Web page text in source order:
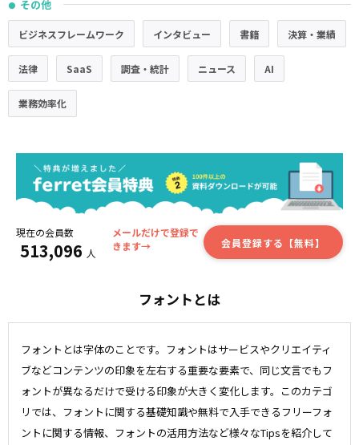
● その他
ビジネスフレームワーク インタビュー 書籍 決算・業績
法律 SaaS 調査・統計 ニュース AI
業務効率化
現在の会員数
513,096 人
メールだけで登録で
きます→
会員登録する【無料】
フォントとは
フォントとは字体のことです。フォントはサービスやクリエイティ
ブなどコンテンツの印象を左右する重要な要素で、同じ文言でもフ
ォントが異なるだけで受ける印象が大きく変化します。このカテゴ
リでは、フォントに関する基礎知識や無料で入手できるフリーフォ
ントに関する情報、フォントの活用方法など様々なTipsを紹介して